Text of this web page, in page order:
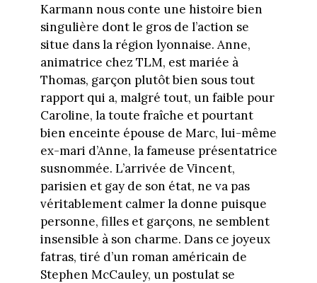
Karmann nous conte une histoire bien
singulière dont le gros de l’action se
situe dans la région lyonnaise. Anne,
animatrice chez TLM, est mariée à
Thomas, garçon plutôt bien sous tout
rapport qui a, malgré tout, un faible pour
Caroline, la toute fraîche et pourtant
bien enceinte épouse de Marc, lui-même
ex-mari d’Anne, la fameuse présentatrice
susnommée. L’arrivée de Vincent,
parisien et gay de son état, ne va pas
véritablement calmer la donne puisque
personne, filles et garçons, ne semblent
insensible à son charme. Dans ce joyeux
fatras, tiré d’un roman américain de
Stephen McCauley, un postulat se